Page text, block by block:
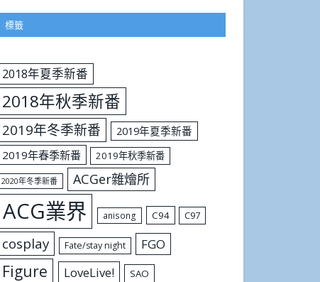
標籤
2018年夏季新番
2018年秋季新番
2019年冬季新番
2019年夏季新番
2019年春季新番
2019年秋季新番
2020年冬季新番 ACGer雜燴所
ACG業界 anisong C94 C97
cosplay Fate/stay night FGO
Figure LoveLive! SAO